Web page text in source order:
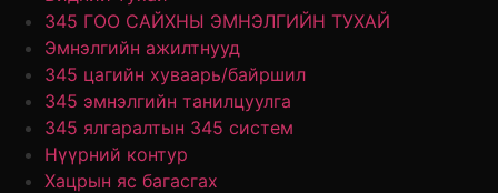
345 ГОО САЙХНЫ ЭМНЭЛГИЙН ТУХАЙ
Эмнэлгийн ажилтнууд
345 цагийн хуваарь/байршил
345 эмнэлгийн танилцуулга
345 ялгаралтын 345 систем
Нүүрний контур
Хацрын яс багасгах